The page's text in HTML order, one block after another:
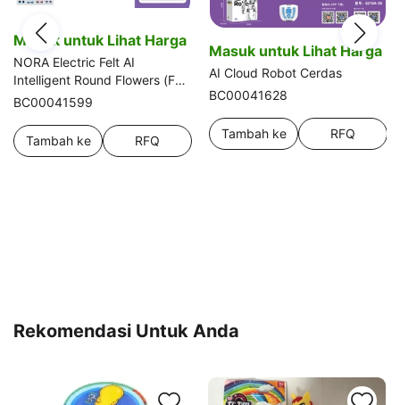
Masuk untuk Lihat Harga
NORA Electric Felt AI
Intelligent Round Flowers (Fuf)
NORA Electric Flowers AI
BC00041599
Tambah ke
RFQ
Masuk untuk Lihat Harga
AI Cloud Robot Cerdas
BC00041628
Tambah ke
RFQ
Rekomendasi Untuk Anda